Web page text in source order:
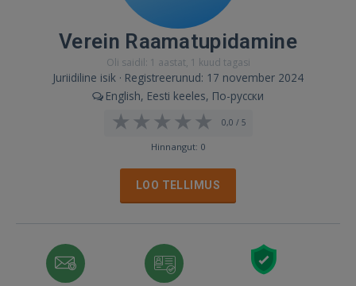
Verein Raamatupidamine
Oli saidil: 1 aastat, 1 kuud tagasi
Juriidiline isik · Registreerunud: 17 november 2024
English, Eesti keeles, По-русски
0,0 / 5
Hinnangut: 0
LOO TELLIMUS